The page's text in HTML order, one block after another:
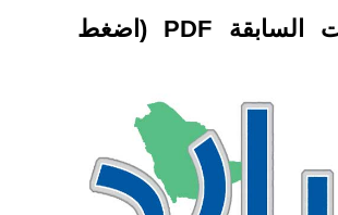
الاصدارات السابقة PDF (اضغط